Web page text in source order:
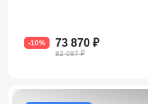
-10% 73 870 ₽
82 087 ₽